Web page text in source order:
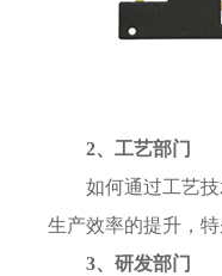
2、工艺部门
如何通过工艺
生产效率的提升，
3、研发部门